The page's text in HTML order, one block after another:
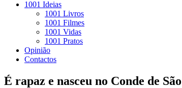
1001 Ideias
1001 Livros
1001 Filmes
1001 Vidas
1001 Pratos
Opinião
Contactos
É rapaz e nasceu no Conde de